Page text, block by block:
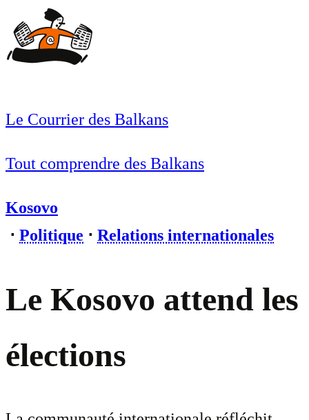
Le Courrier des Balkans
Tout comprendre des Balkans
Kosovo
⋅ Politique ⋅ Relations internationales
Le Kosovo attend les
élections